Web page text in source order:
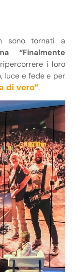
sono tornati a
“Finalmente
i loro
luce e fede e per
di vero”.